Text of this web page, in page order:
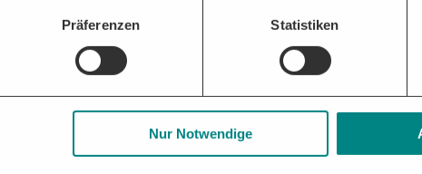
Präferenzen Statistiken
Nur Notwendige
und Nachweise bündeln und fristgerecht einreichen – die DTAD
Geschäftsbeziehungen. Frühzeitige Updates zu auslaufenden